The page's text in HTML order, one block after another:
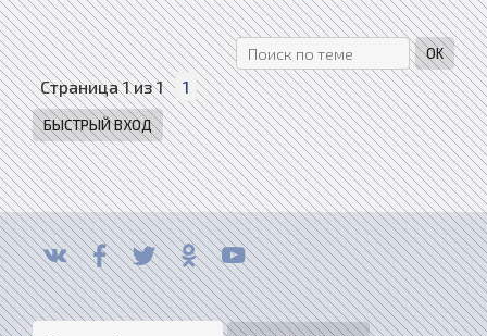
Страница1из1 1